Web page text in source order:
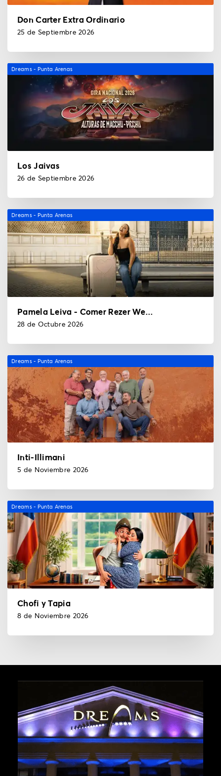
Don Carter Extra Ordinario
25 de Septiembre 2026
Dreams - Punta Arenas
Los Jaivas
26 de Septiembre 2026
Dreams - Punta Arenas
Pamela Leiva - Comer Rezer We...
28 de Octubre 2026
Dreams - Punta Arenas
Inti-Illimani
5 de Noviembre 2026
Dreams - Punta Arenas
Chofi y Tapia
8 de Noviembre 2026